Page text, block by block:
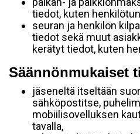
tiedot, kuten
seuran ja henkilön
tiedot sekä muut
kerätyt tiedot, kuten
Säännönmukaiset
jäseneltä itseltään
sähköpostitse,
mobiilisovelluksen
tavalla,